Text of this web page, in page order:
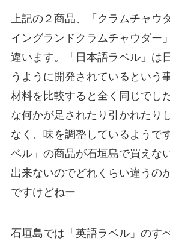
上記の２商品、「クラムチャウ
イングランドクラムチャウダー
違います。「日本語ラベル」は
うように開発されているという
材料を比較すると全く同じでし
な何かが足されたり引かれたり
なく、味を調整しているようで
ベル」の商品が石垣島で買えな
出来ないのでどれくらい違うの
ですけどねー
石垣島では「英語ラベル」のす